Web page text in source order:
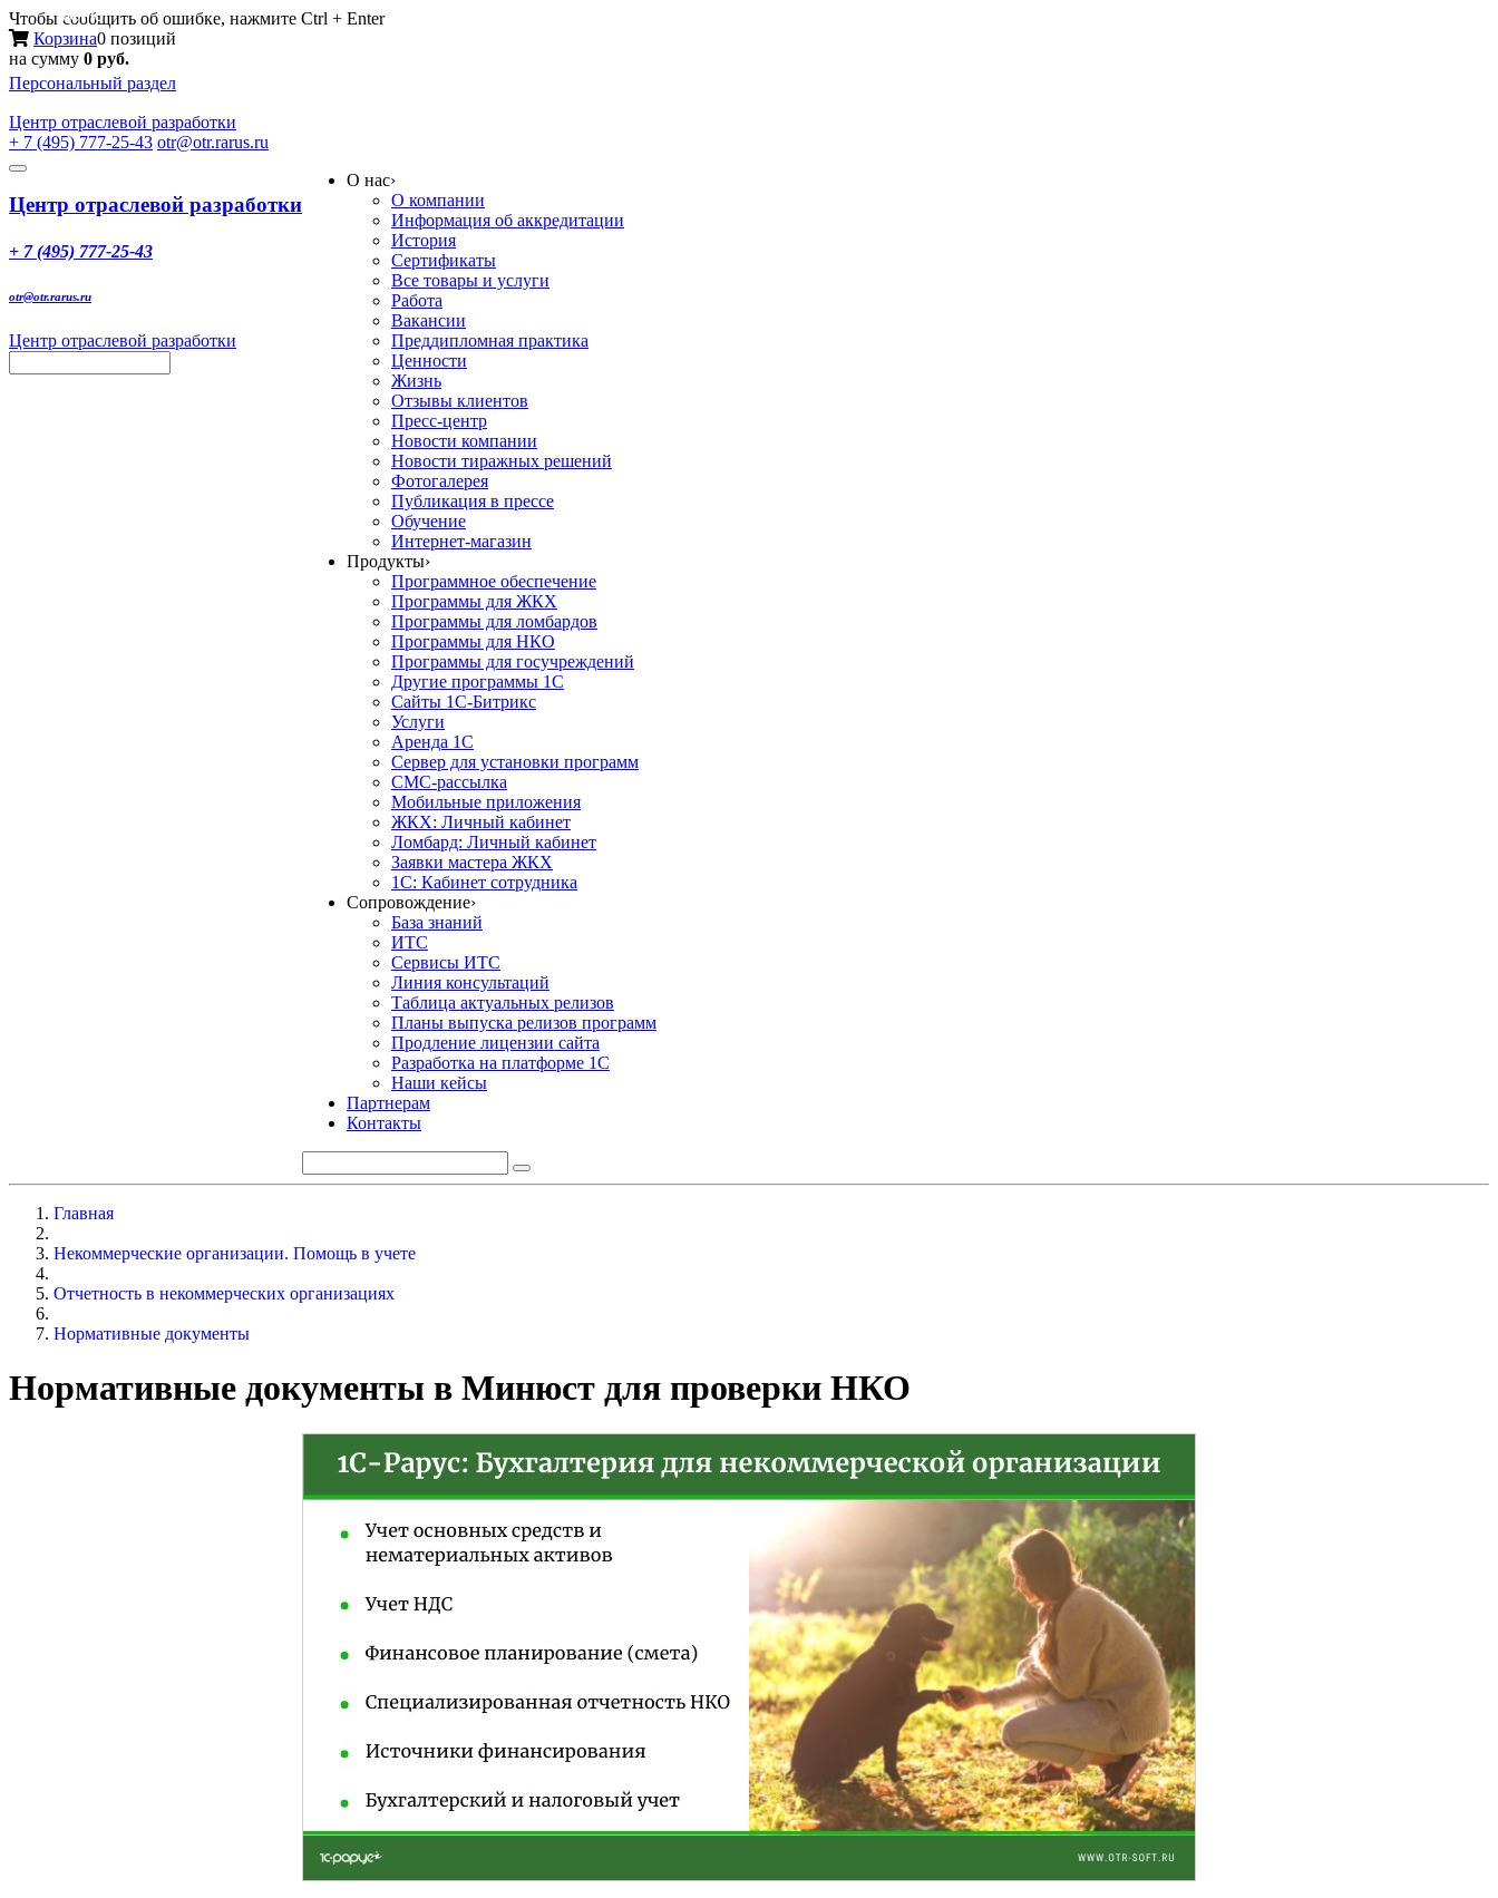
Чтобы сообщить об ошибке, нажмите Ctrl + Enter
Корзина0 позиций
на сумму 0 руб.
Персональный раздел
Центр отраслевой разработки
+ 7 (495) 777-25-43 otr@otr.rarus.ru
Toggle
Меню
Центр отраслевой разработки
+ 7 (495) 777-25-43
otr@otr.rarus.ru
Центр отраслевой разработки
О нас›
О компании
Информация об аккредитации
История
Сертификаты
Все товары и услуги
Работа
Вакансии
Преддипломная практика
Ценности
Жизнь
Отзывы клиентов
Пресс-центр
Новости компании
Новости тиражных решений
Фотогалерея
Публикация в прессе
Обучение
Интернет-магазин
Продукты›
Программное обеспечение
Программы для ЖКХ
Программы для ломбардов
Программы для НКО
Программы для госучреждений
Другие программы 1С
Сайты 1С-Битрикс
Услуги
Аренда 1С
Сервер для установки программ
СМС-рассылка
Мобильные приложения
ЖКХ: Личный кабинет
Ломбард: Личный кабинет
Заявки мастера ЖКХ
1С: Кабинет сотрудника
Сопровождение›
База знаний
ИТС
Сервисы ИТС
Линия консультаций
Таблица актуальных релизов
Планы выпуска релизов программ
Продление лицензии сайта
Разработка на платформе 1С
Наши кейсы
Партнерам
Контакты
Главная
Некоммерческие организации. Помощь в учете
Отчетность в некоммерческих организациях
Нормативные документы
Нормативные документы в Минюст для проверки НКО